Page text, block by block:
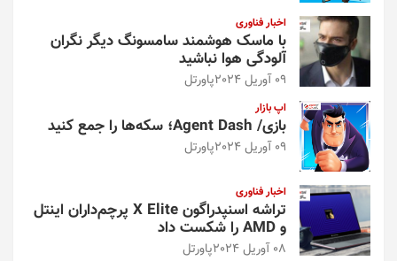
اخبار فناوری
با ماسک هوشمند سامسونگ دیگر نگران
آلودگی هوا نباشید
09 آوریل 2024 پاورتل
اپ بازار
بازی/ Agent Dash؛ سکه‌ها را جمع کنید
09 آوریل 2024 پاورتل
اخبار فناوری
تراشه اسنپدراگون X Elite پرچم‌داران اینتل
و AMD را شکست داد
08 آوریل 2024 پاورتل